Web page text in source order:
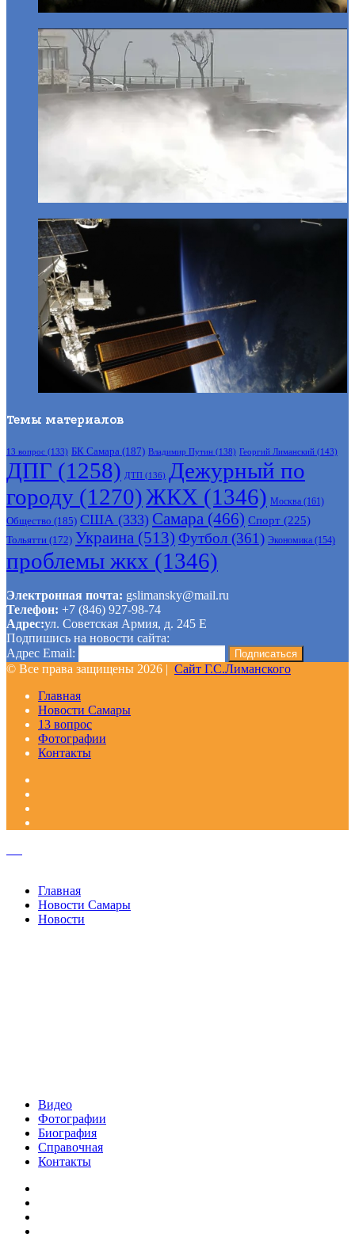
Темы материалов
13 вопрос (133) БК Самара (187) Владимир Путин (138) Георгий Лиманский (143)
ДПГ (1258) ДТП (136) Дежурный по
городу (1270)ЖКХ (1346) Москва (161)
Общество (185) США (333) Самара (466) Спорт (225)
Тольятти (172) Украина (513) Футбол (361) Экономика (154)
проблемы жкх (1346)
Электронная почта: gslimansky@mail.ru
Телефон: +7 (846) 927-98-74
Адрес:ул. Советская Армия, д. 245 Е
Подпишись на новости сайта:
Адрес Email:
© Все права защищены 2026 | Сайт Г.С.Лиманского
Главная
Новости Самары
13 вопрос
Фотографии
Контакты
ЗакрытьГлавная
Новости Самары
Новости
Видео
Фотографии
Биография
Справочная
Контакты